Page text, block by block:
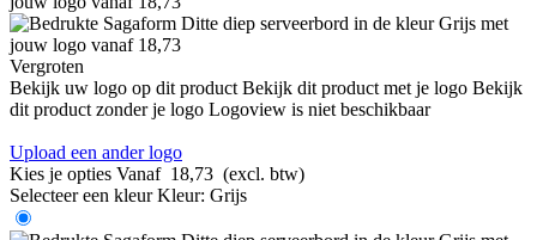
Vergroten
Bekijk uw logo op dit product Bekijk dit product met je logo Bekijk
dit product zonder je logo Logoview is niet beschikbaar
Upload een ander logo
Kies je opties Vanaf 18,73 (excl. btw)
Selecteer een kleur Kleur: Grijs